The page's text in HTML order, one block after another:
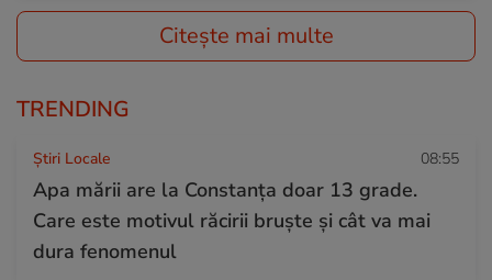
Citește mai multe
TRENDING
Știri Locale 08:55
Apa mării are la Constanța doar 13 grade.
Care este motivul răcirii bruște și cât va mai
dura fenomenul